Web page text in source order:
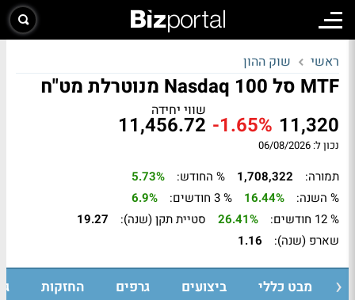
ראשי שוק ההון
MTF סל Nasdaq 100 מנוטרלת מט"ח
11,320
-1.65%
שווי יחידה
11,456.72
נכון ל: 06/08/2026
תמורה: 1,708,322 % החודש:
5.73%
% השנה:
16.44% % 3 חודשים:
6.9%
% 12 חודשים:
26.41% סטיית תקן (שנה):
19.27
שארפ (שנה):
1.16
מבט כללי ביצועים גרפים החזקות